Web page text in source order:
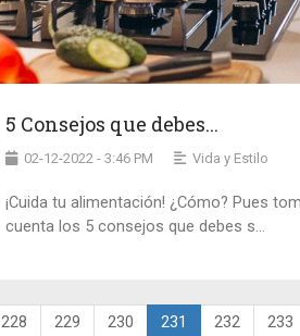
5 Consejos que debes...
02-12-2022 - 3:46 PM Vida y Estilo
¡Cuida tu alimentación! ¿Cómo? Pues
cuenta los 5 consejos que debes s...
228 229 230 231 232 233